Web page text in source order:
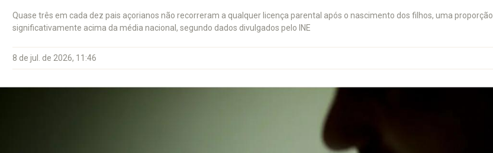
Quase três em cada dez pais açorianos não recorreram a qualquer licença parental após o nascimento dos filhos, uma proporção
significativamente acima da média nacional, segundo dados divulgados pelo INE
8 de jul. de 2026, 11:46